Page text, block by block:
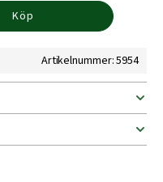
Köp
Artikelnummer: 5954